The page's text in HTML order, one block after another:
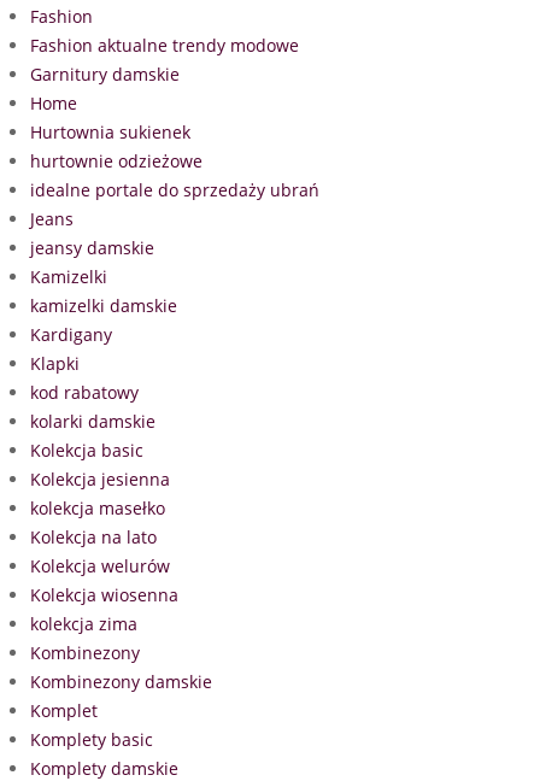
Fashion
Fashion aktualne trendy modowe
Garnitury damskie
Home
Hurtownia sukienek
hurtownie odzieżowe
idealne portale do sprzedaży ubrań
Jeans
jeansy damskie
Kamizelki
kamizelki damskie
Kardigany
Klapki
kod rabatowy
kolarki damskie
Kolekcja basic
Kolekcja jesienna
kolekcja masełko
Kolekcja na lato
Kolekcja welurów
Kolekcja wiosenna
kolekcja zima
Kombinezony
Kombinezony damskie
Komplet
Komplety basic
Komplety damskie